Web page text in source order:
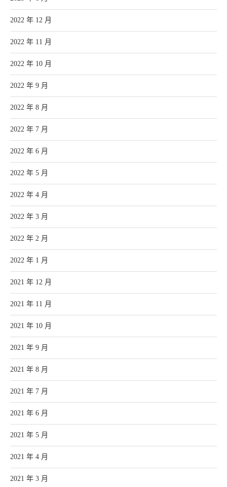
2022 年 12 月
2022 年 11 月
2022 年 10 月
2022 年 9 月
2022 年 8 月
2022 年 7 月
2022 年 6 月
2022 年 5 月
2022 年 4 月
2022 年 3 月
2022 年 2 月
2022 年 1 月
2021 年 12 月
2021 年 11 月
2021 年 10 月
2021 年 9 月
2021 年 8 月
2021 年 7 月
2021 年 6 月
2021 年 5 月
2021 年 4 月
2021 年 3 月